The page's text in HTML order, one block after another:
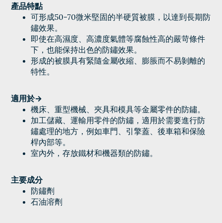
產品特點
可形成50-70微米堅固的半硬質被膜，以達到長期防
鏽效果。
即使在高濕度、高濃度氣體等腐蝕性高的嚴苛條件
下，也能保持出色的防鏽效果。
形成的被膜具有緊隨金屬收縮、膨脹而不易剝離的
特性。
適用於→
機床、重型機械、夾具和模具等金屬零件的防鏽。
加工儲藏、運輸用零件的防鏽，適用於需要進行防
鏽處理的地方，例如車門、引擎蓋、後車箱和保險
桿內部等。
室內外，存放鐵材和機器類的防鏽。
主要成分
防鏽劑
石油溶劑